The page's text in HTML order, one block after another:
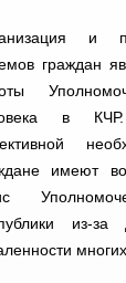
и
граждан
в
имеют
из-за